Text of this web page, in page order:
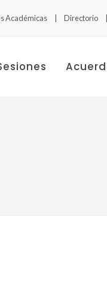
Académicas Directorio